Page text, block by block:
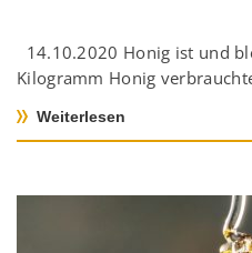
14.10.2020 Honig ist und
Kilogramm Honig
Weiterlesen